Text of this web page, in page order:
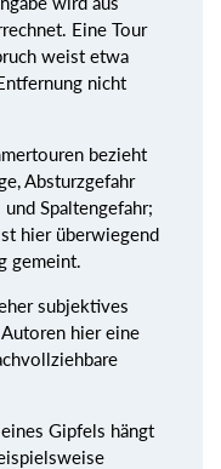
Eine Tour
weist etwa
nicht
bezieht
Absturzgefahr
Spaltengefahr;
hier überwiegend
gemeint.
subjektives
hier eine
Gipfels hängt